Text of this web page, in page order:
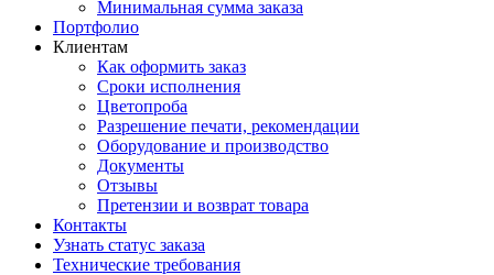
Минимальная сумма заказа
Портфолио
Клиентам
Как оформить заказ
Сроки исполнения
Цветопроба
Разрешение печати, рекомендации
Оборудование и производство
Документы
Отзывы
Претензии и возврат товара
Контакты
Узнать статус заказа
Технические требования